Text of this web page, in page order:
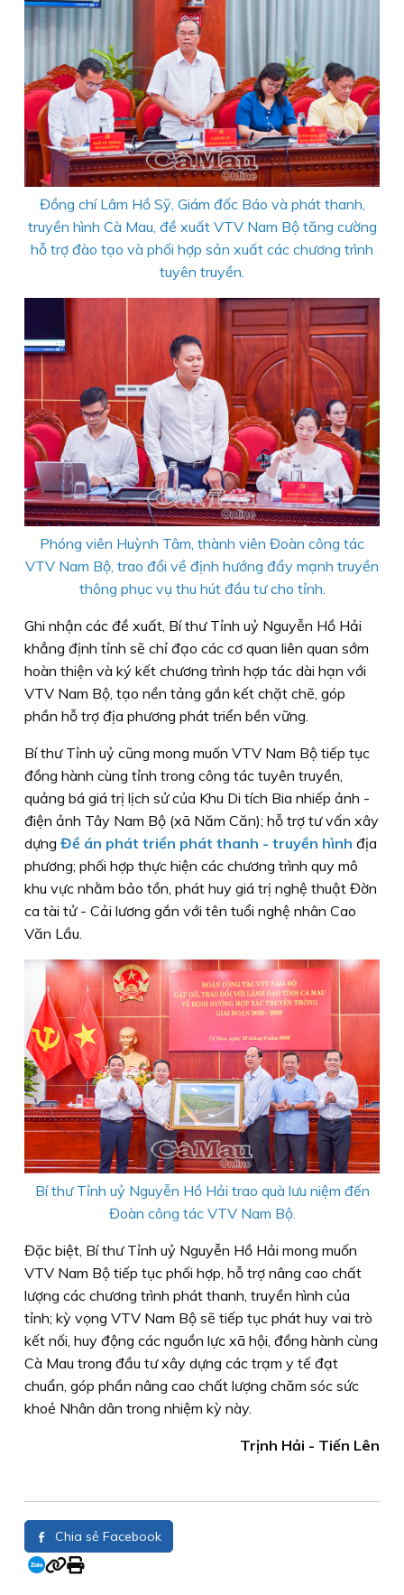
Đồng chí Lâm Hồ Sỹ, Giám đốc Báo và phát thanh,
truyền hình Cà Mau, đề xuất VTV Nam Bộ tăng cường
hỗ trợ đào tạo và phối hợp sản xuất các chương trình
tuyên truyền.
Phóng viên Huỳnh Tâm, thành viên Đoàn công tác
VTV Nam Bộ, trao đổi về định hướng đẩy mạnh truyền
thông phục vụ thu hút đầu tư cho tỉnh.
Ghi nhận các đề xuất, Bí thư Tỉnh uỷ Nguyễn Hồ Hải
khẳng định tỉnh sẽ chỉ đạo các cơ quan liên quan sớm
hoàn thiện và ký kết chương trình hợp tác dài hạn với
VTV Nam Bộ, tạo nền tảng gắn kết chặt chẽ, góp
phần hỗ trợ địa phương phát triển bền vững.
Bí thư Tỉnh uỷ cũng mong muốn VTV Nam Bộ tiếp tục
đồng hành cùng tỉnh trong công tác tuyên truyền,
quảng bá giá trị lịch sử của Khu Di tích Bia nhiếp ảnh -
điện ảnh Tây Nam Bộ (xã Năm Căn); hỗ trợ tư vấn xây
dựng Đề án phát triển phát thanh - truyền hình địa
phương; phối hợp thực hiện các chương trình quy mô
khu vực nhằm bảo tồn, phát huy giá trị nghệ thuật Đờn
ca tài tử - Cải lương gắn với tên tuổi nghệ nhân Cao
Văn Lầu.
Bí thư Tỉnh uỷ Nguyễn Hồ Hải trao quà lưu niệm đến
Đoàn công tác VTV Nam Bộ.
Đặc biệt, Bí thư Tỉnh uỷ Nguyễn Hồ Hải mong muốn
VTV Nam Bộ tiếp tục phối hợp, hỗ trợ nâng cao chất
lượng các chương trình phát thanh, truyền hình của
tỉnh; kỳ vọng VTV Nam Bộ sẽ tiếp tục phát huy vai trò
kết nối, huy động các nguồn lực xã hội, đồng hành cùng
Cà Mau trong đầu tư xây dựng các trạm y tế đạt
chuẩn, góp phần nâng cao chất lượng chăm sóc sức
khoẻ Nhân dân trong nhiệm kỳ này.
Trịnh Hải - Tiến Lên
Chia sẻ Facebook